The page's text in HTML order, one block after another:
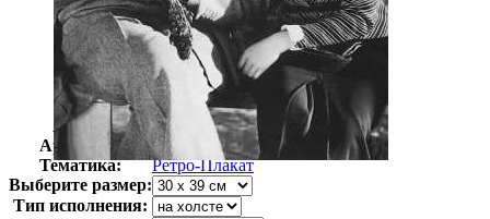
Автор:
Неизвестно
Арт-стиль
Ретро-Плакат
Тематика:
Ретро-Плакат
Выберите размер:
Тип исполнения: